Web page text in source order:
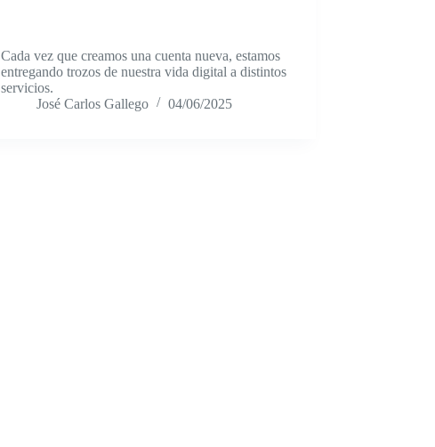
Cada vez que creamos una cuenta nueva, estamos
entregando trozos de nuestra vida digital a distintos
servicios.
José Carlos Gallego
04/06/2025